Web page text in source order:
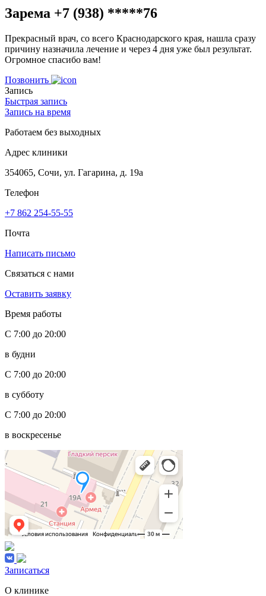
Зарема +7 (938) *****76
Прекрасный врач, со всего Краснодарского края, нашла сразу
причину назначила лечение и через 4 дня уже был результат.
Огромное спасибо вам!
Позвонить
Запись
Быстрая запись
Запись на время
Работаем без выходных
Адрес клиники
354065, Сочи, ул. Гагарина, д. 19а
Телефон
+7 862 254-55-55
Почта
Написать письмо
Связаться с нами
Оставить заявку
Время работы
С 7:00 до 20:00
в будни
С 7:00 до 20:00
в субботу
С 7:00 до 20:00
в воскресенье
Записаться
О клинике